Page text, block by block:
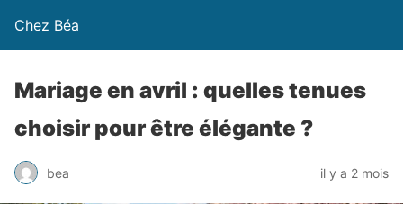
Chez Béa
Mariage en avril : quelles tenues
choisir pour être élégante ?
bea il y a 2 mois